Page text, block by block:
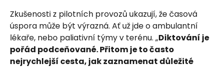
Zkušenosti z pilotních provozů ukazují, že časová
úspora může být výrazná. Ať už jde o ambulantní
lékaře, nebo paliativní týmy v terénu. „Diktování je
pořád podceňované. Přitom je to často
nejrychlejší cesta, jak zaznamenat důležité